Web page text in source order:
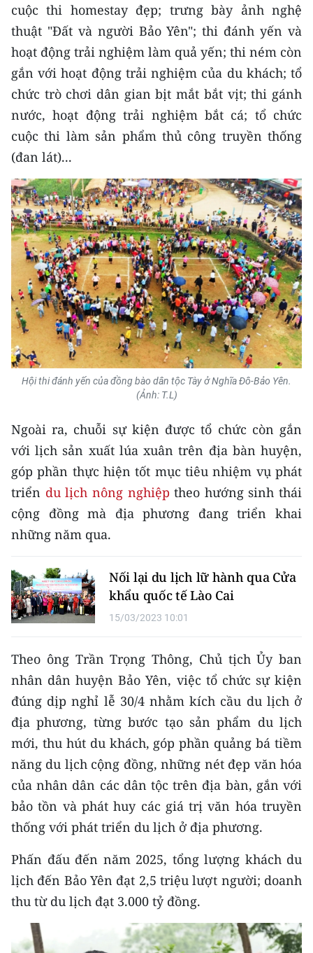
CHƯƠNG TRÌNH OCOP - MỖI XÃ
MỘT SẢN PHẨM
RADIO
MEDIA CENTER
E-Magazine
Video
Media Chính trị
Media Kinh tế
Media Văn hóa
Media Xã hội
Media Pháp luật
Media Du lịch
Media Thể thao
Media Giáo dục
Media Y tế
Media Khoa học - Công nghệ
Media Môi trường
Ảnh
Infographic
TIN MỚI
TIN ĐỊA PHƯƠNG
Trung du và miền núi phía Bắc
Đồng bằng sông Hồng
Bắc Trung Bộ
Duyên hải Nam Trung Bộ và Tây
Nguyên
Đông Nam Bộ
Đồng bằng sông Cửu Long
Chuyên trang Hà Nội
cuộc thi homestay đẹp; trưng bày ảnh nghệ
thuật "Đất và người Bảo Yên"; thi đánh yến và
hoạt động trải nghiệm làm quả yến; thi ném còn
gắn với hoạt động trải nghiệm của du khách; tổ
chức trò chơi dân gian bịt mắt bắt vịt; thi gánh
nước, hoạt động trải nghiệm bắt cá; tổ chức
cuộc thi làm sản phẩm thủ công truyền thống
(đan lát)...
Hội thi đánh yến của đồng bào dân tộc Tày ở Nghĩa Đô-Bảo Yên.
(Ảnh: T.L)
Ngoài ra, chuỗi sự kiện được tổ chức còn gắn
với lịch sản xuất lúa xuân trên địa bàn huyện,
góp phần thực hiện tốt mục tiêu nhiệm vụ phát
triển du lịch nông nghiệp theo hướng sinh thái
cộng đồng mà địa phương đang triển khai
những năm qua.
Nối lại du lịch lữ hành qua Cửa
khẩu quốc tế Lào Cai
15/03/2023 10:01
Theo ông Trần Trọng Thông, Chủ tịch Ủy ban
nhân dân huyện Bảo Yên, việc tổ chức sự kiện
đúng dịp nghỉ lễ 30/4 nhằm kích cầu du lịch ở
địa phương, từng bước tạo sản phẩm du lịch
mới, thu hút du khách, góp phần quảng bá tiềm
năng du lịch cộng đồng, những nét đẹp văn hóa
của nhân dân các dân tộc trên địa bàn, gắn với
bảo tồn và phát huy các giá trị văn hóa truyền
thống với phát triển du lịch ở địa phương.
Phấn đấu đến năm 2025, tổng lượng khách du
lịch đến Bảo Yên đạt 2,5 triệu lượt người; doanh
thu từ du lịch đạt 3.000 tỷ đồng.